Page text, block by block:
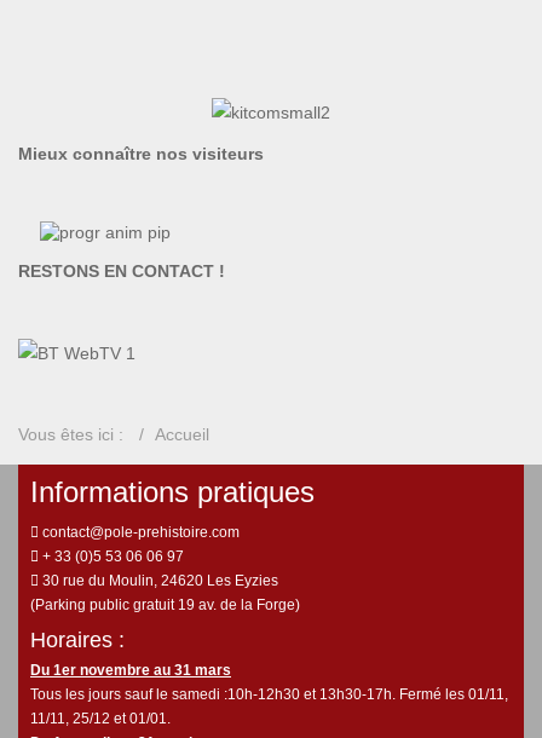
Mieux connaître nos visiteurs
RESTONS EN CONTACT !
Vous êtes ici : Accueil
Informations pratiques
contact@pole-prehistoire.com
+ 33 (0)5 53 06 06 97
30 rue du Moulin, 24620 Les Eyzies
(Parking public gratuit 19 av. de la Forge)
Horaires :
Du 1er novembre au 31 mars
Tous les jours sauf le samedi :10h-12h30 et 13h30-17h. Fermé les 01/11,
11/11, 25/12 et 01/01.